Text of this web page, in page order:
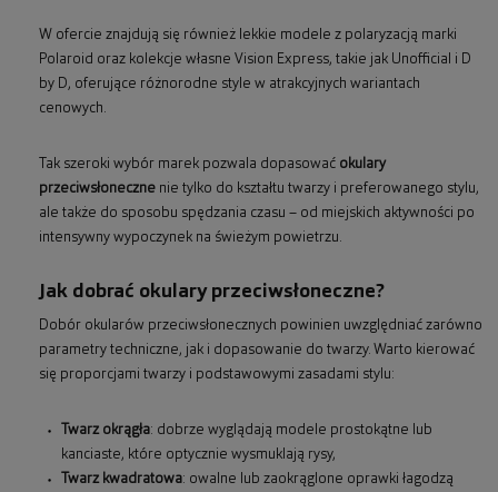
W ofercie znajdują się również lekkie modele z polaryzacją marki
Polaroid oraz kolekcje własne Vision Express, takie jak Unofficial i D
by D, oferujące różnorodne style w atrakcyjnych wariantach
cenowych.
Tak szeroki wybór marek pozwala dopasować okulary
przeciwsłoneczne nie tylko do kształtu twarzy i preferowanego stylu,
ale także do sposobu spędzania czasu – od miejskich aktywności po
intensywny wypoczynek na świeżym powietrzu.
Jak dobrać okulary przeciwsłoneczne?
Dobór okularów przeciwsłonecznych powinien uwzględniać zarówno
parametry techniczne, jak i dopasowanie do twarzy. Warto kierować
się proporcjami twarzy i podstawowymi zasadami stylu:
Twarz okrągła: dobrze wyglądają modele prostokątne lub
kanciaste, które optycznie wysmuklają rysy,
Twarz kwadratowa: owalne lub zaokrąglone oprawki łagodzą